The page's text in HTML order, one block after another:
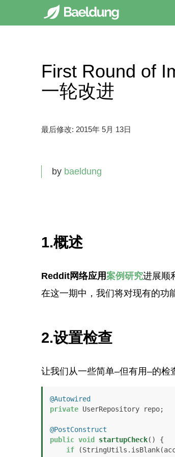
First Round of
一轮改进
最后修改: 2015年 5月 13日
by baeldung
1.概述
Reddit网络应用案例研究进展顺
在这一期中，我们将对现有的功
2.设置检查
让我们从一些简单–但有用–的检
@Autowired
private UserRepository repo;
@PostConstruct
public void startupCheck()
{
if